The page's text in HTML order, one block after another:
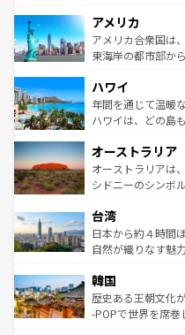
ンツ一覧を参照し
の建物がそのまま
博物館もあり、ア
ことができる。国
ば市内交通費無料で観
着のスイス情報は
アメリカ
アメリカ合衆国は
東海岸の都市部か
のような巨大都市
ンメントが詰まっ
西部には大自然が
部のニューオーリ
文化が魅力。旅行
しみながら、その
ならではの贅沢な旅のスタイル
情報はコンテンツ
ハワイ
年間を通じて温暖
ハワイは、どの島
ワイ島は見逃せな
島だが、静かな自
おすすめ。エメラ
れるおもてなしの
人々、おいしいロ
ク、伝統的なフラ
ワイを、存分に味わってほしい。
はコンテンツ一覧
オーストラリア
オーストラリアは
シドニーのシンボ
リアリーフや大陸
ク）、タスマニア
ど、見どころがた
いる。アクティビ
ビング、ハイキン
い。オーストラリ
台湾
日本から約４時間
自然が織りなす魅
ン）、静ひつな山
と山間の静けさが
驚きをもたらして
韓国
歴史ある王朝文化
-POPで世界を席巻